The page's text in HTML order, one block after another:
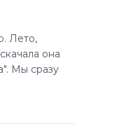
Лето,
она
Мы сразу